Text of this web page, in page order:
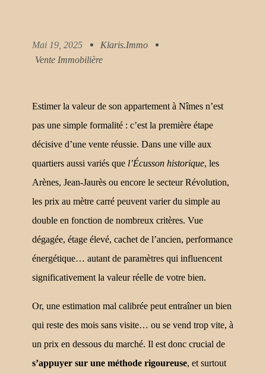
Mai 19, 2025
Klaris.immo
Vente Immobilière
Estimer la valeur de son appartement à Nîmes n’est
pas une simple formalité : c’est la première étape
décisive d’une vente réussie. Dans une ville aux
quartiers aussi variés que l’Écusson historique, les
Arènes, Jean-Jaurès ou encore le secteur Révolution,
les prix au mètre carré peuvent varier du simple au
double en fonction de nombreux critères. Vue
dégagée, étage élevé, cachet de l’ancien, performance
énergétique… autant de paramètres qui influencent
significativement la valeur réelle de votre bien.
Or, une estimation mal calibrée peut entraîner un bien
qui reste des mois sans visite… ou se vend trop vite, à
un prix en dessous du marché. Il est donc crucial de
s’appuyer sur une méthode rigoureuse, et surtout